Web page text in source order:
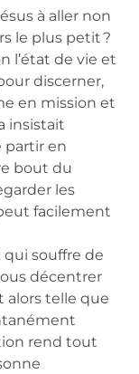
à aller non
le plus petit ?
l’état de vie et
discerner,
en mission et
insistait
partir en
bout du
les
facilement
qui souffre de
décentrer
alors telle que
rend tout